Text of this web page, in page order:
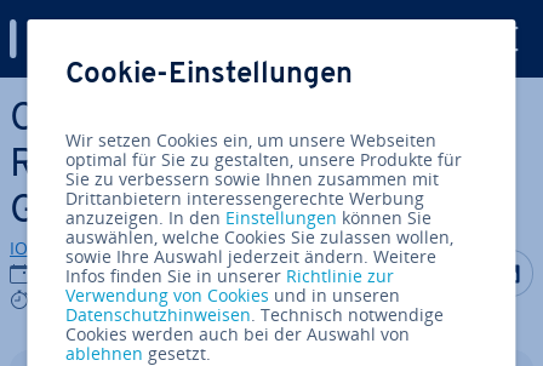
Zum Haupt­in­halt springen
Client-, Server-Side-
Rendering und Static-Site-
Ge­ne­ra­ti­on im Vergleich
IONOS Redaktion
03.02.2022
7 mins
Auf Auf
Cookie-Einstellungen
Wir setzen Cookies ein, um unsere Webseiten
optimal für Sie zu gestalten, unsere Produkte für
Sie zu verbessern sowie Ihnen zusammen mit
Drittanbietern interessengerechte Werbung
anzuzeigen. In den Einstellungen können Sie
auswählen, welche Cookies Sie zulassen wollen,
sowie Ihre Auswahl jederzeit ändern. Weitere
Infos finden Sie in unserer Richtlinie zur
Verwendung von Cookies und in unseren
Datenschutzhinweisen. Technisch notwendige
Cookies werden auch bei der Auswahl von
ablehnen gesetzt.